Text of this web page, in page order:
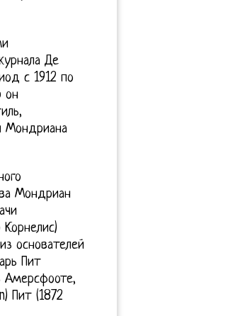
Де
с 1912 по
он
Мондриана
Мондриан
основателей
Пит
Пит (1872